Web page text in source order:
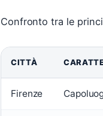
Confronto tra le
CITTÀ
Firenze